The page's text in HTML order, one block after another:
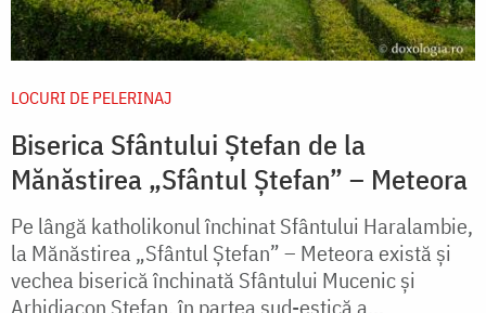
LOCURI DE PELERINAJ
Biserica Sfântului Ștefan de la
Mănăstirea „Sfântul Ștefan” – Meteora
Pe lângă katholikonul închinat Sfântului Haralambie,
la Mănăstirea „Sfântul Ştefan” – Meteora există şi
vechea biserică închinată Sfântului Mucenic şi